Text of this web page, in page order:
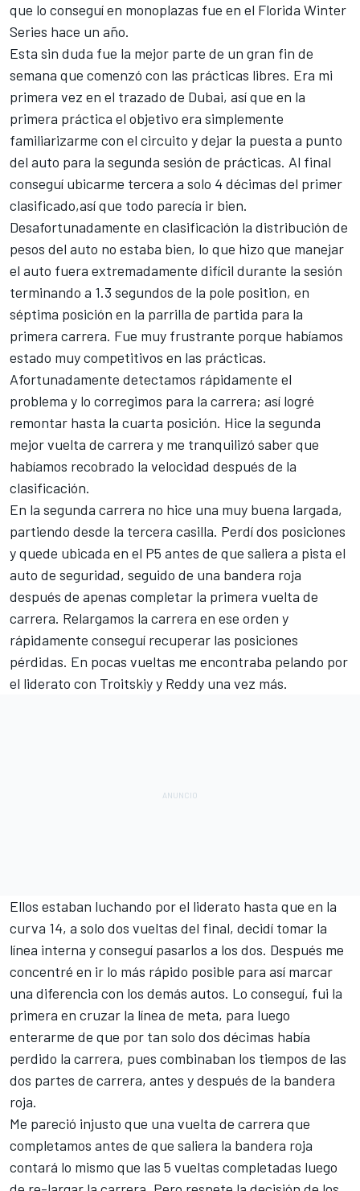
que lo conseguí en monoplazas fue en el Florida Winter
Series hace un año.
Esta sin duda fue la mejor parte de un gran fin de
semana que comenzó con las prácticas libres. Era mi
primera vez en el trazado de Dubai, así que en la
primera práctica el objetivo era simplemente
familiarizarme con el circuito y dejar la puesta a punto
del auto para la segunda sesión de prácticas. Al final
conseguí ubicarme tercera a solo 4 décimas del primer
clasificado,así que todo parecía ir bien.
Desafortunadamente en clasificación la distribución de
pesos del auto no estaba bien, lo que hizo que manejar
el auto fuera extremadamente difícil durante la sesión
terminando a 1.3 segundos de la pole position, en
séptima posición en la parrilla de partida para la
primera carrera. Fue muy frustrante porque habíamos
estado muy competitivos en las prácticas.
Afortunadamente detectamos rápidamente el
problema y lo corregimos para la carrera; así logré
remontar hasta la cuarta posición. Hice la segunda
mejor vuelta de carrera y me tranquilizó saber que
habíamos recobrado la velocidad después de la
clasificación.
En la segunda carrera no hice una muy buena largada,
partiendo desde la tercera casilla. Perdí dos posiciones
y quede ubicada en el P5 antes de que saliera a pista el
auto de seguridad, seguido de una bandera roja
después de apenas completar la primera vuelta de
carrera. Relargamos la carrera en ese orden y
rápidamente conseguí recuperar las posiciones
pérdidas. En pocas vueltas me encontraba pelando por
el liderato con Troitskiy y Reddy una vez más.
Ellos estaban luchando por el liderato hasta que en la
curva 14, a solo dos vueltas del final, decidí tomar la
línea interna y conseguí pasarlos a los dos. Después me
concentré en ir lo más rápido posible para así marcar
una diferencia con los demás autos. Lo conseguí, fui la
primera en cruzar la línea de meta, para luego
enterarme de que por tan solo dos décimas había
perdido la carrera, pues combinaban los tiempos de las
dos partes de carrera, antes y después de la bandera
roja.
Me pareció injusto que una vuelta de carrera que
completamos antes de que saliera la bandera roja
contará lo mismo que las 5 vueltas completadas luego